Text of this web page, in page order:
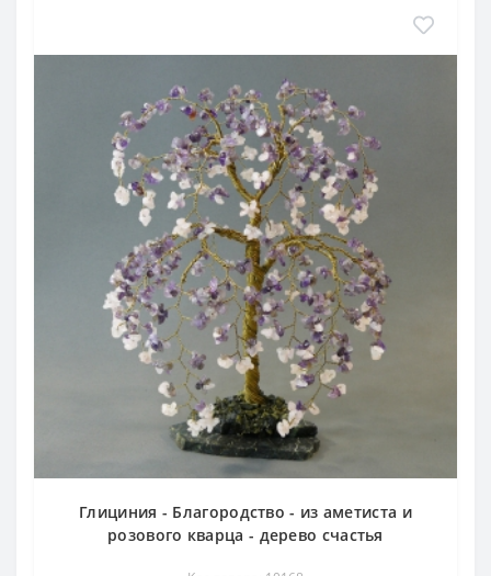
Глициния - Благородство - из аметиста и
розового кварца - дерево счастья